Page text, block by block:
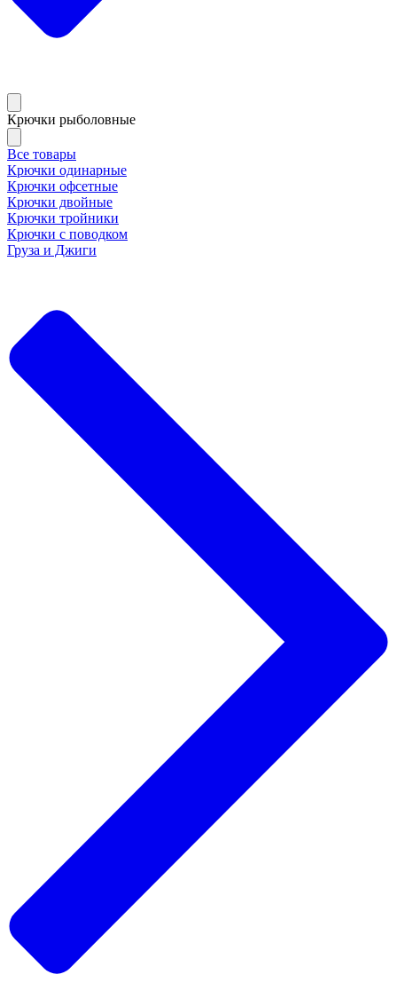
Крючки рыболовные
Все товары
Крючки одинарные
Крючки офсетные
Крючки двойные
Крючки тройники
Крючки с поводком
Груза и Джиги